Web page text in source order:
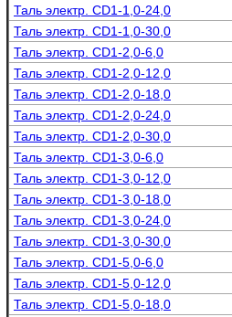
Таль электр. CD1-1,0-24,0
Таль электр. CD1-1,0-30,0
Таль электр. CD1-2,0-6,0
Таль электр. CD1-2,0-12,0
Таль электр. CD1-2,0-18,0
Таль электр. CD1-2,0-24,0
Таль электр. CD1-2,0-30,0
Таль электр. CD1-3,0-6,0
Таль электр. CD1-3,0-12,0
Таль электр. CD1-3,0-18,0
Таль электр. CD1-3,0-24,0
Таль электр. CD1-3,0-30,0
Таль электр. CD1-5,0-6,0
Таль электр. CD1-5,0-12,0
Таль электр. CD1-5,0-18,0